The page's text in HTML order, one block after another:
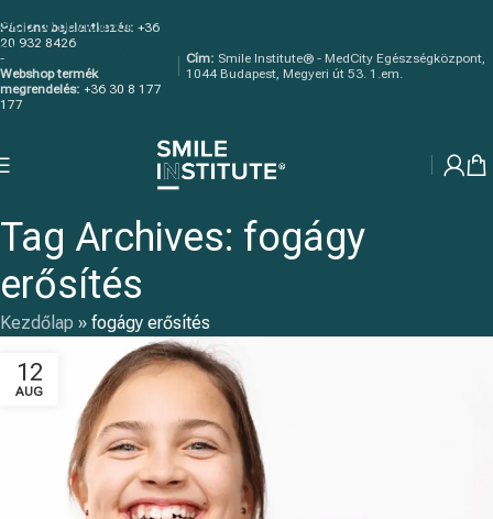
Skip to navigation
Skip to main content
Páciens bejelentkezés: +36
20 932 8426
-
Webshop termék
megrendelés: +36 30 8 177
177
Cím: Smile Institute® - MedCity Egészségközpont,
1044 Budapest, Megyeri út 53. 1.em.
Tag Archives: fogágy
erősítés
Kezdőlap » fogágy erősítés
12
AUG